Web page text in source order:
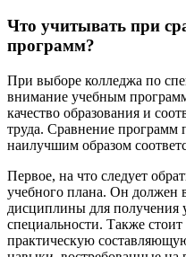
Что учитывать при
программ?
При выборе колледжа по
внимание учебным
качество образования и
труда. Сравнение программ
наилучшим образом
Первое, на что следует
учебного плана. Он должен
дисциплины для получения
специальности. Также
практическую